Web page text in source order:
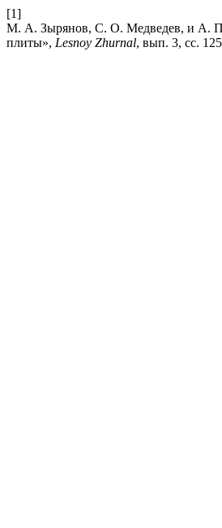
[1]
М. А. Зырянов, С. О. Медведев, и А. П.
плиты», Lesnoy Zhurnal, вып. 3, сс.